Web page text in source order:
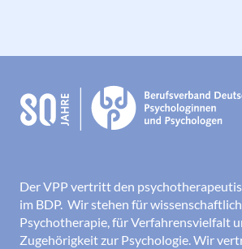
Der VPP vertritt den
im BDP. Wir stehen für
Psychotherapie, für Verfahrensvielfalt
Zugehörigkeit zur Psychologie. Wir